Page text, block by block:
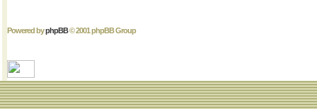
Powered byphpBB© 2001 phpBB Group